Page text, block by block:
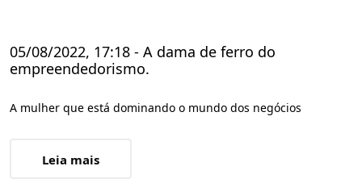
05/08/2022, 17:18 - A dama de ferro do
empreendedorismo.
A mulher que está dominando o mundo dos negócios
Leia mais